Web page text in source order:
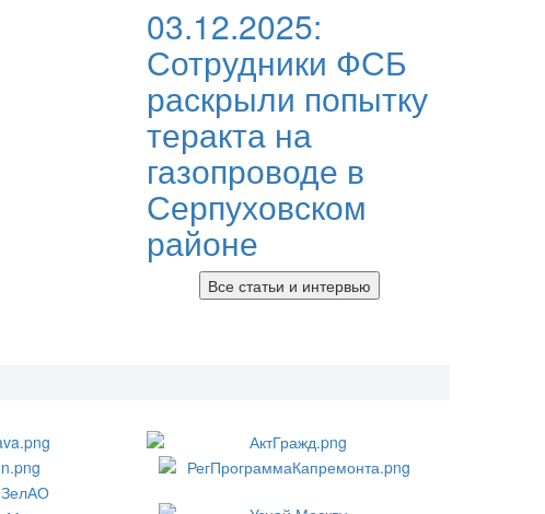
03.12.2025:
Сотрудники ФСБ
раскрыли попытку
теракта на
газопроводе в
Серпуховском
районе
Все статьи и интервью